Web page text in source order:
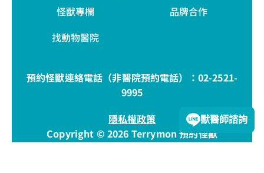
怪獸專欄
找動物醫院
品牌合作
預約怪獸連絡電話（非醫院預約電話）： 02-2521-
9995
隱私權政策
Copyright © 2026 Terrymon 預約怪獸
獸醫師諮詢